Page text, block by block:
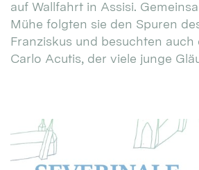
auf Wallfahrt in Assisi.
Mühe folgten sie den Spuren
Franziskus und besuchten auch
Carlo Acutis, der viele junge